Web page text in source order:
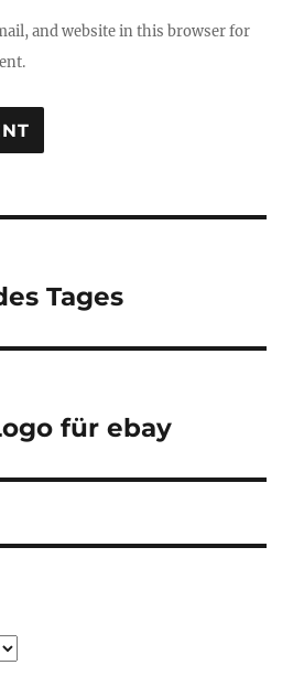
and website in this browser for
Tages
für ebay